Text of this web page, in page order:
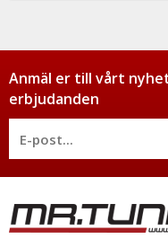
Anmäl er till vårt
erbjudanden